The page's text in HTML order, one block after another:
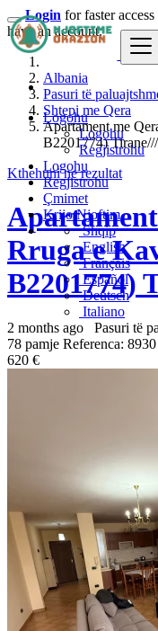
Logohu
Logohu
Regjistrohu
Logohu
Regjistrohu
Çmimet
Krijo Njoftim
Shqip
English
Français
Español
Deutsch
Italiano
Login for faster
have an account.
Albania
Pasuri të
Shtepi me Qera
Apartament me
B2201774)
Kthehuni ne rezultat
Rruga e
B2201774)
2 months ago Pasuri të
78 pamje Referenca: 8930
620 €